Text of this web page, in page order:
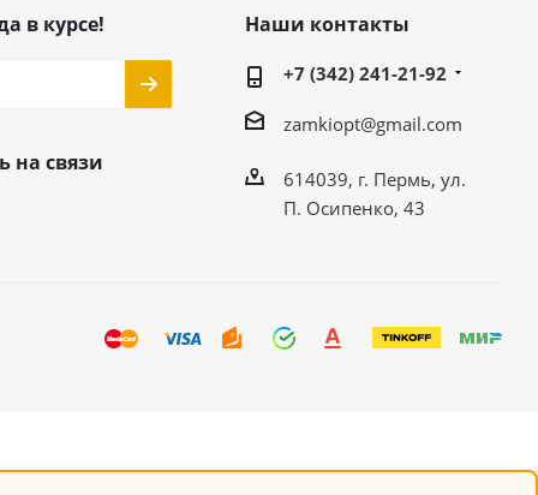
в курсе!
на связи
Наши контакты
+7 (342) 241-21-92
zamkiopt@gmail.com
614039, г. Пермь, ул.
П. Осипенко, 43